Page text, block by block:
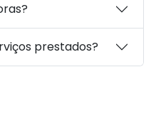
prestados?